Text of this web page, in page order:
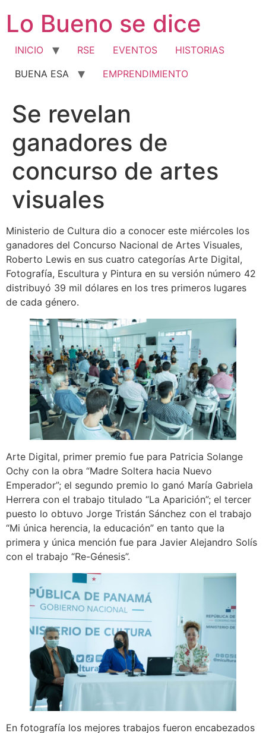
contenido
Lo Bueno se dice
INICIO RSE EVENTOS
HISTORIAS
BUENA ESA
EMPRENDIMIENTO
Se revelan
ganadores de
concurso de artes
visuales
Ministerio de Cultura dio a conocer este miércoles los
ganadores del Concurso Nacional de Artes Visuales,
Roberto Lewis en sus cuatro categorías Arte Digital,
Fotografía, Escultura y Pintura en su versión número 42
distribuyó 39 mil dólares en los tres primeros lugares
de cada género.
Arte Digital, primer premio fue para Patricia Solange
Ochy con la obra “Madre Soltera hacia Nuevo
Emperador”; el segundo premio lo ganó María Gabriela
Herrera con el trabajo titulado “La Aparición”; el tercer
puesto lo obtuvo Jorge Tristán Sánchez con el trabajo
“Mi única herencia, la educación” en tanto que la
primera y única mención fue para Javier Alejandro Solís
con el trabajo “Re-Génesis”.
En fotografía los mejores trabajos fueron encabezados